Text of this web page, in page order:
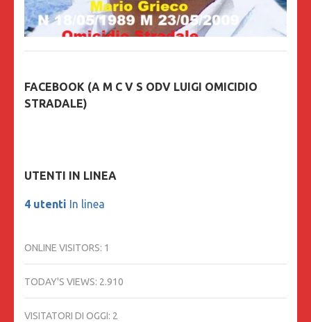
FACEBOOK (A M C V S ODV LUIGI OMICIDIO
STRADALE)
UTENTI IN LINEA
4 utenti In linea
ONLINE VISITORS: 1
TODAY'S VIEWS: 2.910
VISITATORI DI OGGI: 2